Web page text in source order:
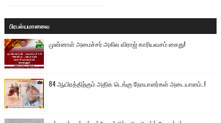
பிரபல்யமானவை
முன்னாள் அமைச்சர் அகில விராஜ் காரியவசம் கைது!
84 ஆயிரத்திற்கும் அதிக டெங்கு நோயாளர்கள் அடையாளம்..!